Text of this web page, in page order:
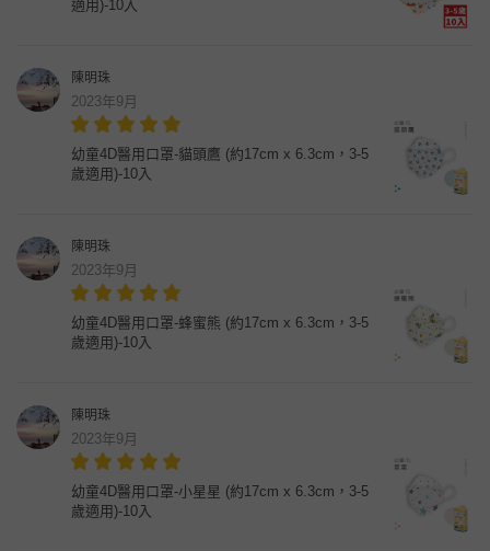
適用)-10入
陳明珠
2023年9月
幼童4D醫用口罩-貓頭鷹 (約17cm x 6.3cm，3-5
歲適用)-10入
陳明珠
2023年9月
幼童4D醫用口罩-蜂蜜熊 (約17cm x 6.3cm，3-5
歲適用)-10入
陳明珠
2023年9月
幼童4D醫用口罩-小星星 (約17cm x 6.3cm，3-5
歲適用)-10入